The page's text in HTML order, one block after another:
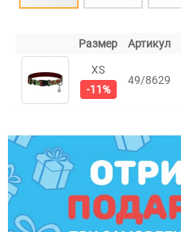
Размер Артикул
XS
-11%
49/8629